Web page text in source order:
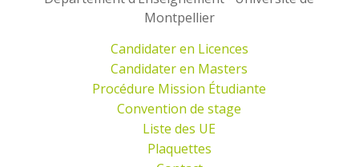
Montpellier
Candidater en Licences
Candidater en Masters
Procédure Mission Étudiante
Convention de stage
Liste des UE
Plaquettes